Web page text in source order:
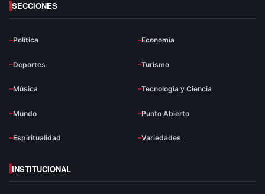
SECCIONES
Política Economía
Deportes Turismo
Música Tecnología y Ciencia
Mundo Punto Abierto
Espiritualidad Variedades
INSTITUCIONAL